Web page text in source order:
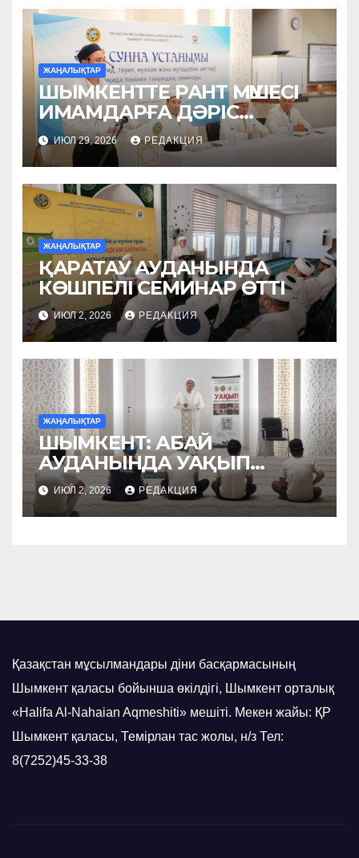
ЖАҢАЛЫҚТАР
ШЫМКЕНТТЕ РАНТ МҮШЕСІ
ИМАМДАРҒА ДӘРІС
ОҚЫДЫ
ИЮЛ 29, 2026 РЕДАКЦИЯ
ЖАҢАЛЫҚТАР
ҚАРАТАУ АУДАНЫНДА
КӨШПЕЛІ СЕМИНАР ӨТТІ
ИЮЛ 2, 2026 РЕДАКЦИЯ
ЖАҢАЛЫҚТАР
ШЫМКЕНТ: АБАЙ
АУДАНЫНДА УАҚЫП
НАСИХАТТАЛДЫ
ИЮЛ 2, 2026 РЕДАКЦИЯ
Қазақстан мұсылмандары діни басқармасының
Шымкент қаласы бойынша өкілдігі, Шымкент орталық
«Halifa Al-Nahaian Aqmeshiti» мешіті. Мекен жайы: ҚР
Шымкент қаласы, Темірлан тас жолы, н/з Тел:
8(7252)45-33-38